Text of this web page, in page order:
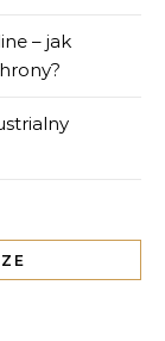
– jak